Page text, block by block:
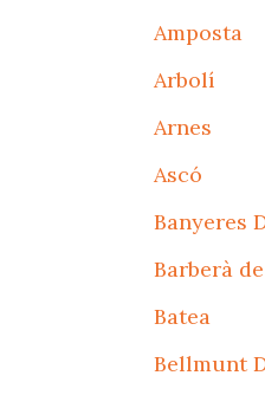
Amposta
Arbolí
Arnes
Ascó
Banyeres
Barberà
Batea
Bellmunt